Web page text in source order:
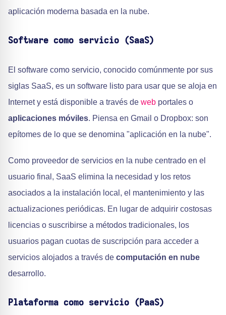
aplicación moderna basada en la nube.
Software como servicio (SaaS)
El software como servicio, conocido comúnmente por sus
siglas SaaS, es un software listo para usar que se aloja en
Internet y está disponible a través de web portales o
aplicaciones móviles. Piensa en Gmail o Dropbox: son
epítomes de lo que se denomina "aplicación en la nube".
Como proveedor de servicios en la nube centrado en el
usuario final, SaaS elimina la necesidad y los retos
asociados a la instalación local, el mantenimiento y las
actualizaciones periódicas. En lugar de adquirir costosas
licencias o suscribirse a métodos tradicionales, los
usuarios pagan cuotas de suscripción para acceder a
servicios alojados a través de computación en nube
desarrollo.
Plataforma como servicio (PaaS)